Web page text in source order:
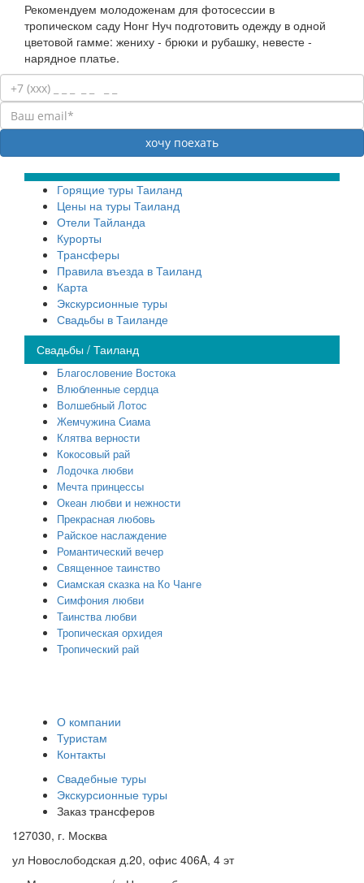
Рекомендуем молодоженам для фотосессии в
тропическом саду Нонг Нуч подготовить одежду в одной
цветовой гамме: жениху - брюки и рубашку, невесте -
нарядное платье.
Горящие туры Таиланд
Цены на туры Таиланд
Отели Тайланда
Курорты
Трансферы
Правила въезда в Таиланд
Карта
Экскурсионные туры
Свадьбы в Таиланде
Свадьбы / Таиланд
Благословение Востока
Влюбленные сердца
Волшебный Лотос
Жемчужина Сиама
Клятва верности
Кокосовый рай
Лодочка любви
Мечта принцессы
Океан любви и нежности
Прекрасная любовь
Райское наслаждение
Романтический вечер
Священное таинство
Сиамская сказка на Ко Чанге
Симфония любви
Таинства любви
Тропическая орхидея
Тропический рай
О компании
Туристам
Контакты
Свадебные туры
Экскурсионные туры
Заказ трансферов
127030, г. Москва
ул Новослободская д.20, офис 406A, 4 эт